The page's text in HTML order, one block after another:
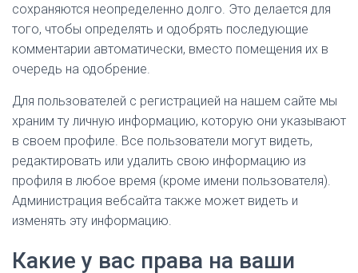
сохраняются неопределенно долго. Это делается для
того, чтобы определять и одобрять последующие
комментарии автоматически, вместо помещения их в
очередь на одобрение.
Для пользователей с регистрацией на нашем сайте мы
храним ту личную информацию, которую они указывают
в своем профиле. Все пользователи могут видеть,
редактировать или удалить свою информацию из
профиля в любое время (кроме имени пользователя).
Администрация вебсайта также может видеть и
изменять эту информацию.
Какие у вас права на ваши